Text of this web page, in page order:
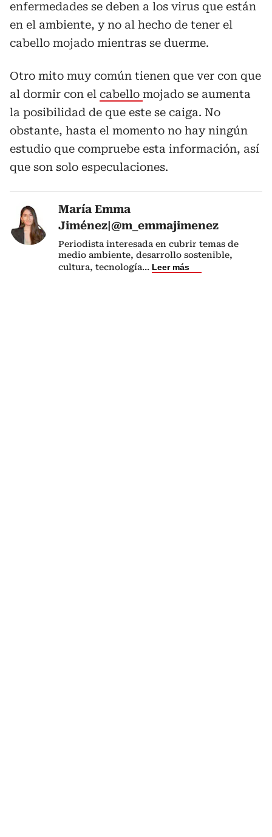
enfermedades se deben a los virus que están
en el ambiente, y no al hecho de tener el
cabello mojado mientras se duerme.
Otro mito muy común tienen que ver con que
al dormir con el cabello mojado se aumenta
la posibilidad de que este se caiga. No
obstante, hasta el momento no hay ningún
estudio que compruebe esta información, así
que son solo especulaciones.
María Emma
Jiménez|@m_emmajimenez
Periodista interesada en cubrir temas de
medio ambiente, desarrollo sostenible,
cultura, tecnología... Leer más